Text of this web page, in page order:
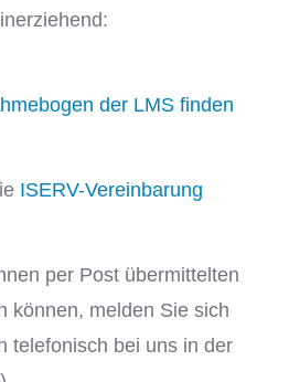
der LMS finden
ISERV-Vereinbarung
per Post übermittelten
können, melden Sie sich
telefonisch bei uns in der